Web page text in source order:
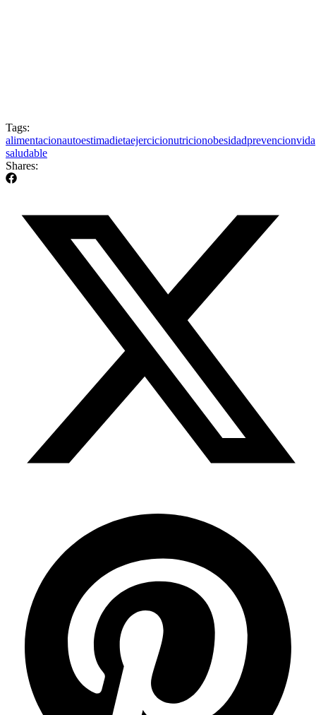
Tags:
alimentacionautoestimadietaejercicionutricionobesidadprevencionvida
saludable
Shares: